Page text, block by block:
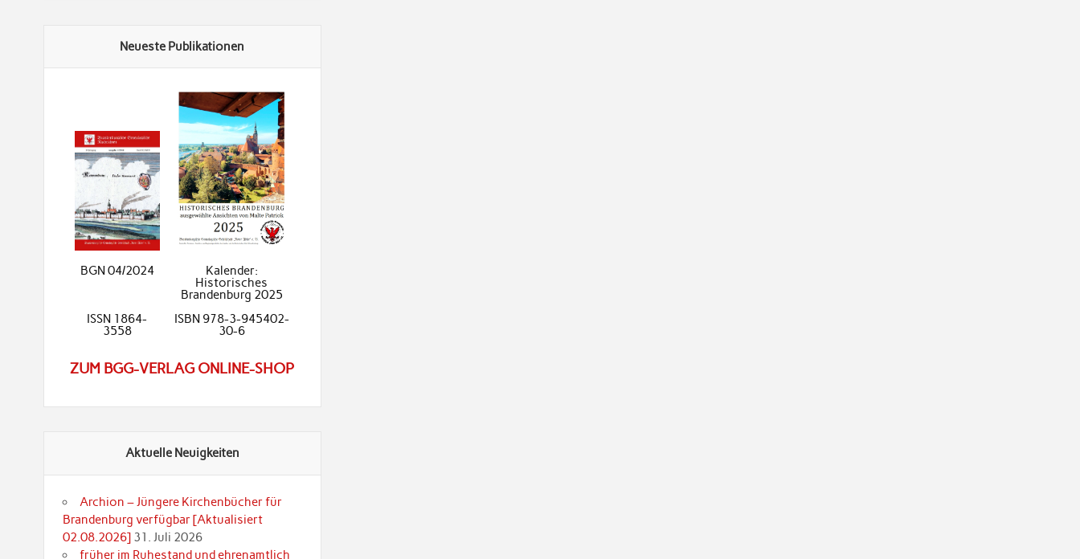
Neueste Publikationen
BGN 04/2024
Kalender:
Historisches
Brandenburg 2025
ISSN 1864-
3558
ISBN 978-3-945402-
30-6
ZUM BGG-VERLAG ONLINE-SHOP
Aktuelle Neuigkeiten
Archion – Jüngere Kirchenbücher für
Brandenburg verfügbar [Aktualisiert
02.08.2026] 31. Juli 2026
früher im Ruhestand und ehrenamtlich